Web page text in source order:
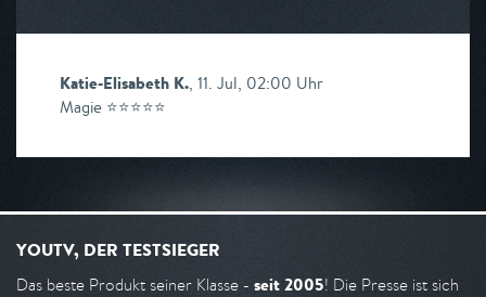
Katie-Elisabeth K., 11. Jul, 02:00 Uhr
Magie ⭐️⭐️⭐️⭐️⭐️
YOUTV, DER TESTSIEGER
Das beste Produkt seiner Klasse - seit 2005! Die Presse ist sich